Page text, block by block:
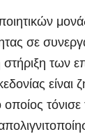
σε
των
είναι